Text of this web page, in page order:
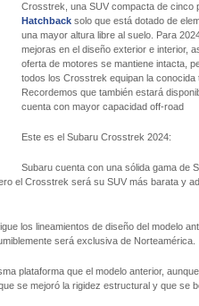
Crosstrek, una SUV compacta de cinco
Hatchback solo que está dotado de
una mayor altura libre al suelo. Para
mejoras en el diseño exterior e interior,
oferta de motores se mantiene intacta,
todos los Crosstrek equipan la conocida
Recordemos que también estará
cuenta con mayor capacidad off-road
Este es el Subaru Crosstrek 2024:
Subaru cuenta con una sólida gama de
el Crosstrek será su SUV más barata y
los lineamientos de diseño del modelo
será exclusiva de Norteamérica.
plataforma que el modelo anterior,
se mejoró la rigidez estructural y que se